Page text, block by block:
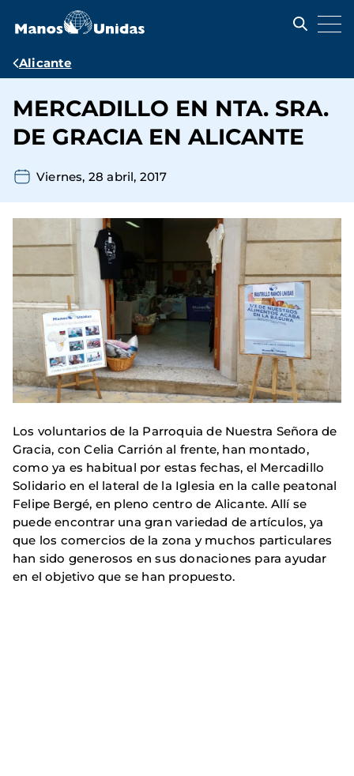
contenido
Ruta
navegación
Alicante
MERCADILLO EN NTA. SRA.
DE GRACIA EN ALICANTE
Viernes, 28 abril, 2017
Los voluntarios de la Parroquia de Nuestra Señora de
Gracia, con Celia Carrión al frente, han montado,
como ya es habitual por estas fechas, el Mercadillo
Solidario en el lateral de la Iglesia en la calle peatonal
Felipe Bergé, en pleno centro de Alicante. Allí se
puede encontrar una gran variedad de artículos, ya
que los comercios de la zona y muchos particulares
han sido generosos en sus donaciones para ayudar
en el objetivo que se han propuesto.